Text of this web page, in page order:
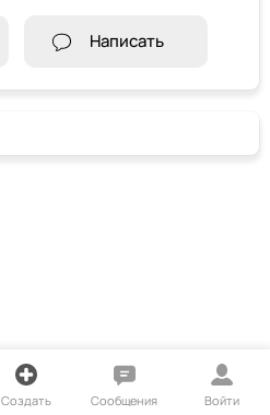
Написать
Создать Сообщения Войти